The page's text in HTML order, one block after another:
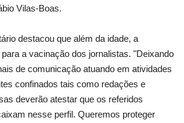
Vilas-Boas.
destacou que além da idade, a
a vacinação dos jornalistas. "Deixando
de comunicação atuando em atividades
confinados tais como redações e
deverão atestar que os referidos
nesse perfil. Queremos proteger